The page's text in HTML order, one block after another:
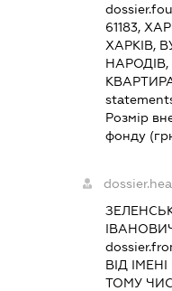
61183,
ХАРКІВ,
Розмір
фонду
ВІД
ТОМУ